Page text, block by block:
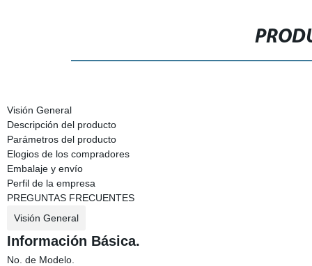
Visión General
Descripción del producto
Parámetros del producto
Elogios de los compradores
Embalaje y envío
Perfil de la empresa
PREGUNTAS FRECUENTES
Visión General
Información Básica.
No. de Modelo.